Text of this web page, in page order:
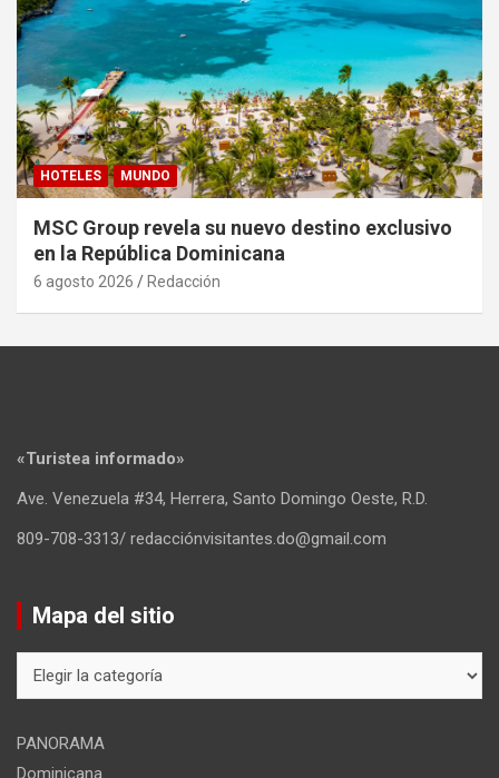
HOTELES MUNDO
MSC Group revela su nuevo destino exclusivo
en la República Dominicana
6 agosto 2026 Redacción
«Turistea informado»
Ave. Venezuela #34, Herrera, Santo Domingo Oeste, R.D.
809-708-3313/ redacciónvisitantes.do@gmail.com
Mapa del sitio
del
PANORAMA